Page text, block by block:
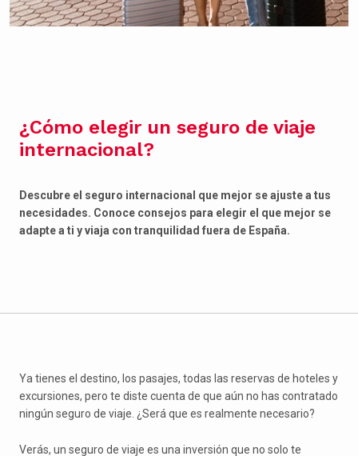
¿Cómo elegir un seguro de viaje
internacional?
Descubre el seguro internacional que mejor se ajuste a tus
necesidades. Conoce consejos para elegir el que mejor se
adapte a ti y viaja con tranquilidad fuera de España.
Ya tienes el destino, los pasajes, todas las reservas de hoteles y
excursiones, pero te diste cuenta de que aún no has contratado
ningún seguro de viaje. ¿Será que es realmente necesario?
Verás, un seguro de viaje es una inversión que no solo te